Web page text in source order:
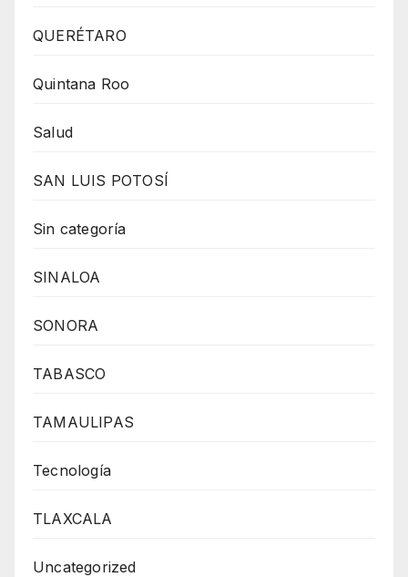
QUERÉTARO
Quintana Roo
Salud
SAN LUIS POTOSÍ
Sin categoría
SINALOA
SONORA
TABASCO
TAMAULIPAS
Tecnología
TLAXCALA
Uncategorized